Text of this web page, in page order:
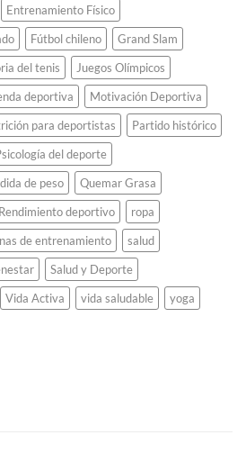
el
atletismo
para
siempre.
Entrenamiento Físico
Fútbol chileno
Grand Slam
del tenis
Juegos Olímpicos
deportiva
Motivación Deportiva
para deportistas
Partido histórico
del deporte
de peso
Quemar Grasa
Rendimiento deportivo
ropa
de entrenamiento
salud
Salud y Deporte
Vida Activa vida saludable yoga